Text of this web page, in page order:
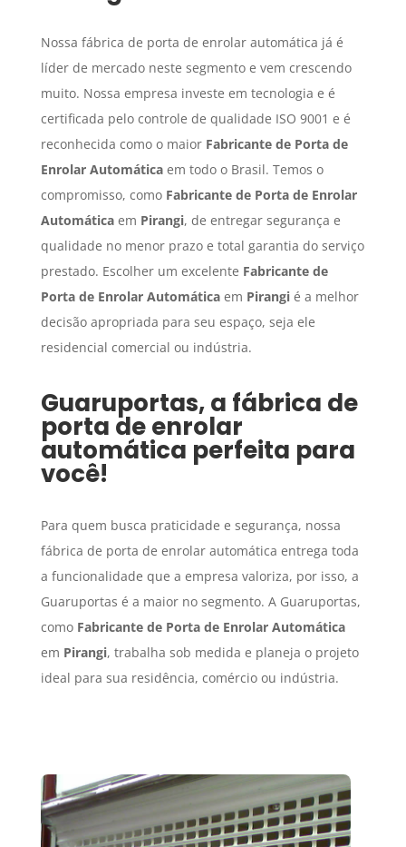
Nossa fábrica de porta de enrolar automática já é
líder de mercado neste segmento e vem crescendo
muito. Nossa empresa investe em tecnologia e é
certificada pelo controle de qualidade ISO 9001 e é
reconhecida como o maior Fabricante de Porta de
Enrolar Automáticaem todo o Brasil. Temos o
compromisso, como Fabricante de Porta de Enrolar
Automáticaem Pirangi, de entregar segurança e
qualidade no menor prazo e total garantia do serviço
prestado. Escolher um excelente Fabricante de
Porta de Enrolar Automáticaem Pirangié a melhor
decisão apropriada para seu espaço, seja ele
residencial comercial ou indústria.
Guaruportas, a fábrica de
porta de enrolar
automática perfeita para
você!
Para quem busca praticidade e segurança, nossa
fábrica de porta de enrolar automática entrega toda
a funcionalidade que a empresa valoriza, por isso, a
Guaruportas é a maior no segmento. A Guaruportas,
como Fabricante de Porta de Enrolar Automática
em Pirangi, trabalha sob medida e planeja o projeto
ideal para sua residência, comércio ou indústria.